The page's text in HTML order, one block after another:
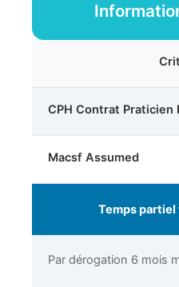
CPH Contrat Praticien
Macsf Assumed
Temps
Par dérogation 6 mois